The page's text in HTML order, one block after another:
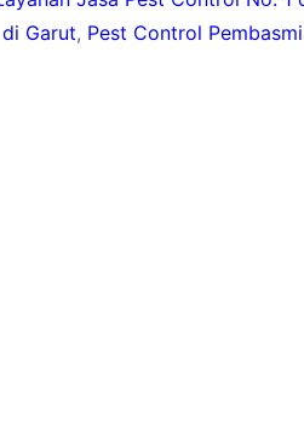
Garut, Pest Control